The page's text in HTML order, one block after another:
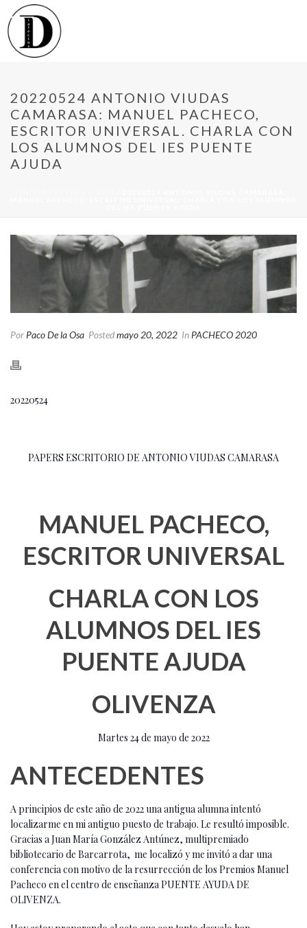
20220524 ANTONIO VIUDAS
CAMARASA: MANUEL PACHECO,
ESCRITOR UNIVERSAL. CHARLA CON
LOS ALUMNOS DEL IES PUENTE
AJUDA
Por Paco De la Osa Postedmayo 20, 2022 In PACHECO 2020
20220524
PAPERS ESCRITORIO DE ANTONIO VIUDAS CAMARASA
MANUEL PACHECO,
ESCRITOR UNIVERSAL
CHARLA CON LOS
ALUMNOS DEL IES
PUENTE AJUDA
OLIVENZA
Martes 24 de mayo de 2022
ANTECEDENTES
A principios de este año de 2022 una antigua alumna intentó
localizarme en mi antiguo puesto de trabajo. Le resultó imposible.
Gracias a Juan María González Antúnez, multipremiado
bibliotecario de Barcarrota, me localizó y me invitó a dar una
conferencia con motivo de la resurrección de los Premios Manuel
Pacheco en el centro de enseñanza PUENTE AYUDA DE
OLIVENZA.